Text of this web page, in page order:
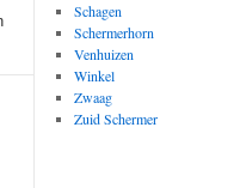
Schagen
Schermerhorn
Venhuizen
Winkel
Zwaag
Zuid Schermer